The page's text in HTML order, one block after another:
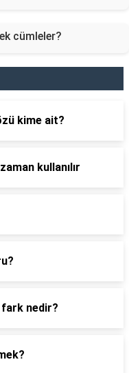
cümleler?
kime ait?
kullanılır
nedir?